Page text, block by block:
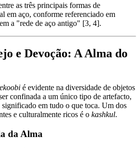
as três principais formas de
em aço, conforme referenciado em
a "rede de aço antigo" [3, 4].
e Devoção: A Alma do
é evidente na diversidade de objetos
confinada a um único tipo de artefacto,
significado em tudo o que toca. Um dos
e culturalmente ricos é o kashkul.
da Alma